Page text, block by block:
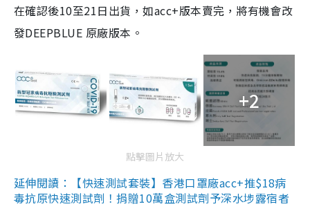
在確認後10至21日出貨，如acc+版本賣完，將有機會改
發DEEPBLUE 原廠版本。
+2
點擊圖片放大
延伸閱讀：【快速測試套裝】香港口罩廠acc+推$18病
毒抗原快速測試劑！捐贈10萬盒測試劑予深水埗露宿者